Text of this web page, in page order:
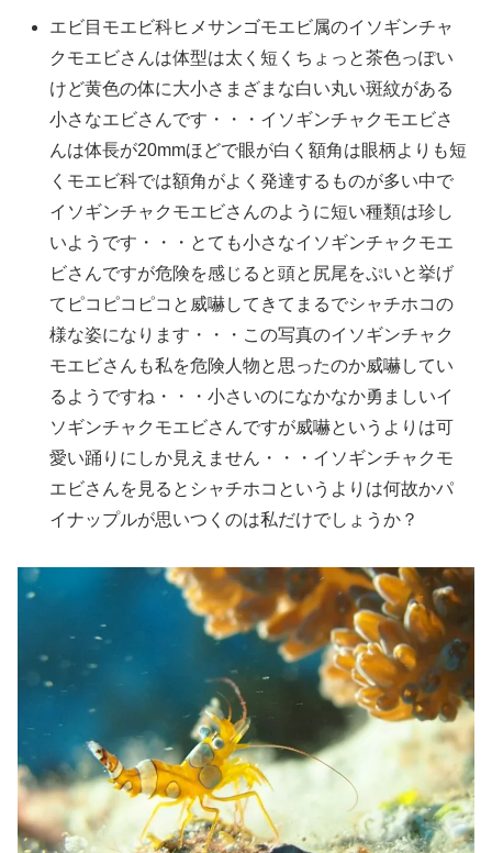
エビ目モエビ科ヒメサンゴモエビ属のイソギンチャ
クモエビさんは体型は太く短くちょっと茶色っぽい
けど黄色の体に大小さまざまな白い丸い斑紋がある
小さなエビさんです・・・イソギンチャクモエビさ
んは体長が20mmほどで眼が白く額角は眼柄よりも短
くモエビ科では額角がよく発達するものが多い中で
イソギンチャクモエビさんのように短い種類は珍し
いようです・・・とても小さなイソギンチャクモエ
ビさんですが危険を感じると頭と尻尾をぷいと挙げ
てピコピコピコと威嚇してきてまるでシャチホコの
様な姿になります・・・この写真のイソギンチャク
モエビさんも私を危険人物と思ったのか威嚇してい
るようですね・・・小さいのになかなか勇ましいイ
ソギンチャクモエビさんですが威嚇というよりは可
愛い踊りにしか見えません・・・イソギンチャクモ
エビさんを見るとシャチホコというよりは何故かパ
イナップルが思いつくのは私だけでしょうか？